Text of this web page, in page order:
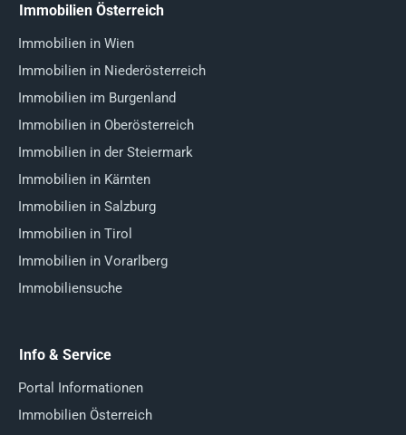
Immobilien Österreich
Immobilien in Wien
Immobilien in Niederösterreich
Immobilien im Burgenland
Immobilien in Oberösterreich
Immobilien in der Steiermark
Immobilien in Kärnten
Immobilien in Salzburg
Immobilien in Tirol
Immobilien in Vorarlberg
Immobiliensuche
Info & Service
Portal Informationen
Immobilien Österreich